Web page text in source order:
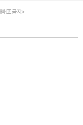
포 금지>